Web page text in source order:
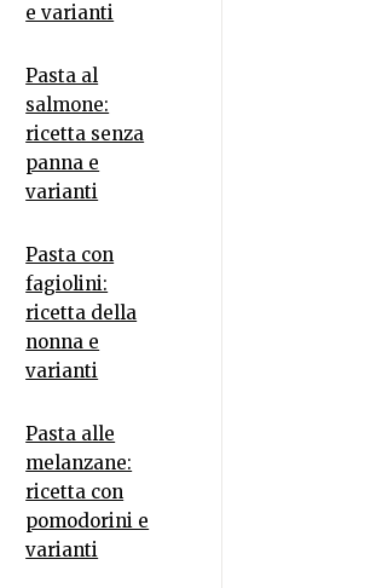
e varianti
Pasta al
salmone:
ricetta senza
panna e
varianti
Pasta con
fagiolini:
ricetta della
nonna e
varianti
Pasta alle
melanzane:
ricetta con
pomodorini e
varianti